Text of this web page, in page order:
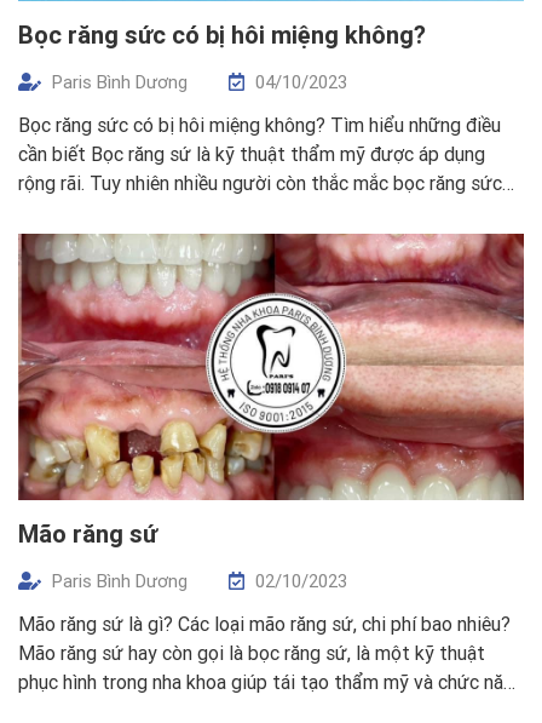
Bọc răng sức có bị hôi miệng không?
Paris Bình Dương 04/10/2023
Bọc răng sức có bị hôi miệng không? Tìm hiểu những điều
cần biết Bọc răng sứ là kỹ thuật thẩm mỹ được áp dụng
rộng rãi. Tuy nhiên nhiều người còn thắc mắc bọc răng sức
yên tâm và tìm hiểu thêm […]
Mão răng sứ
Paris Bình Dương 02/10/2023
Mão răng sứ là gì? Các loại mão răng sứ, chi phí bao nhiêu?
Mão răng sứ hay còn gọi là bọc răng sứ, là một kỹ thuật
phục hình trong nha khoa giúp tái tạo thẩm mỹ và chức năng